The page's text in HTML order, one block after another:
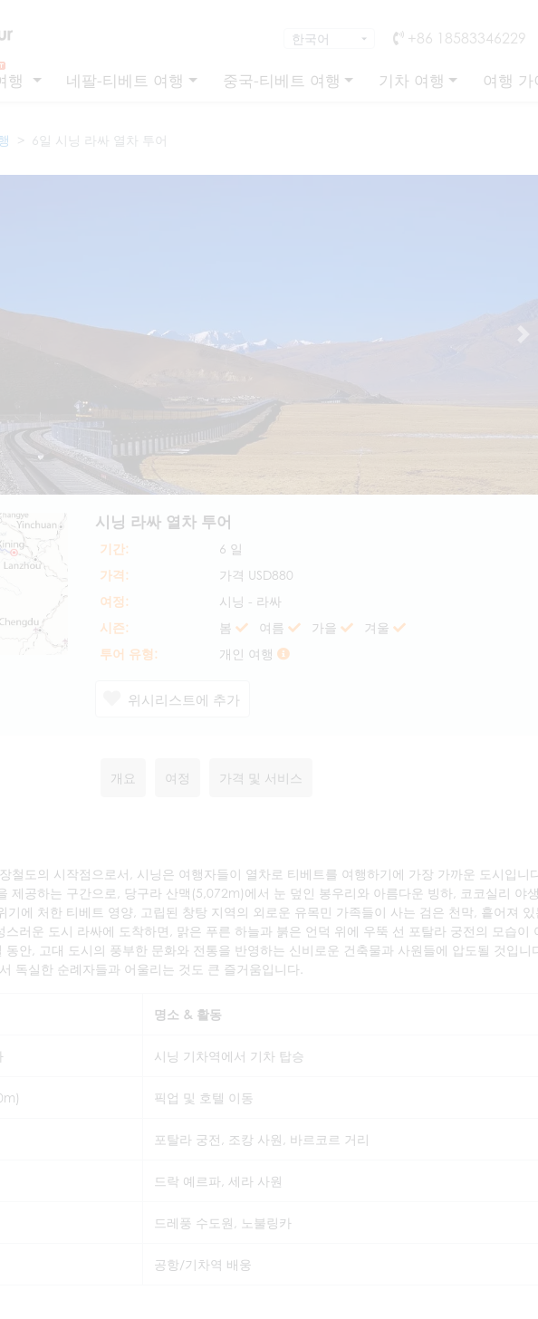
+86 18583346229
행 네팔-티베트 여행 중국-티베트 여행 기차 여행 여행 가
6일 시닝 라싸 열차 투어
시닝 라싸 열차 투어
기간:
6 일
가격:
가격 USD880
여정:
시닝 - 라싸
시즌:
봄 여름 가을
겨울
투어 유형:
개인 여행
위시리스트에 추가
개요 여정 가격 및 서비스
철도의 시작점으로서, 시닝은 여행자들이 열차로 티베트를 여행하기에 가장 가까운 도시입니
제공하는 구간으로, 당구라 산맥(5,072m)에서 눈 덮인 봉우리와 아름다운 빙하, 코코실리 야
기에 처한 티베트 영양, 고립된 창탕 지역의 외로운 유목민 가족들이 사는 검은 천막, 흩어져
스러운 도시 라싸에 도착하면, 맑은 푸른 하늘과 붉은 언덕 위에 우뚝 선 포탈라 궁전의 모습이
동안, 고대 도시의 풍부한 문화와 전통을 반영하는 신비로운 건축물과 사원들에 압도될 것입니
독실한 순례자들과 어울리는 것도 큰 즐거움입니다.
명소 & 활동
시닝 기차역에서 기차 탑승
픽업 및 호텔 이동
포탈라 궁전, 조캉 사원, 바르코르 거리
드락 예르파, 세라 사원
드레풍 수도원, 노불링카
공항/기차역 배웅